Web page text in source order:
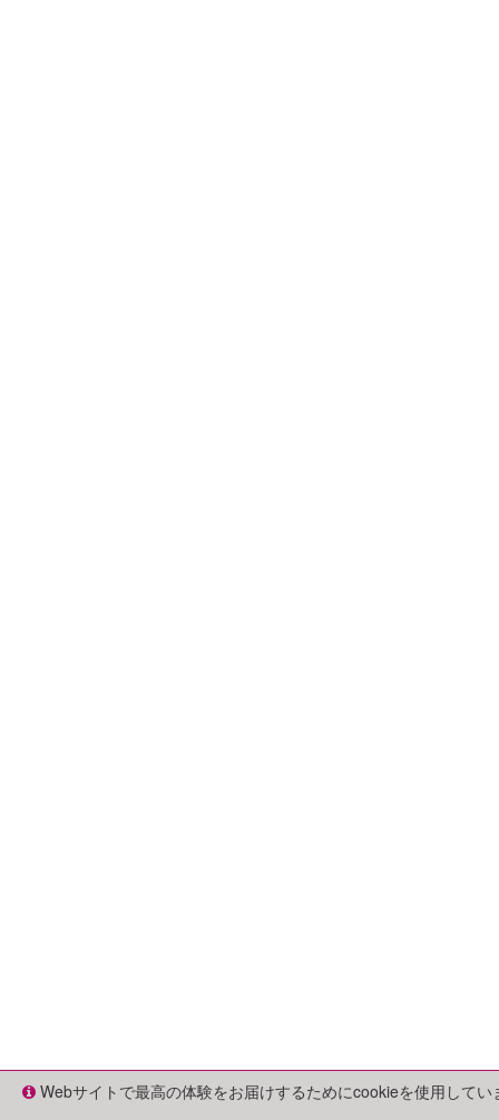
Webサイトで最高の体験をお届けするためにcookieを使用して